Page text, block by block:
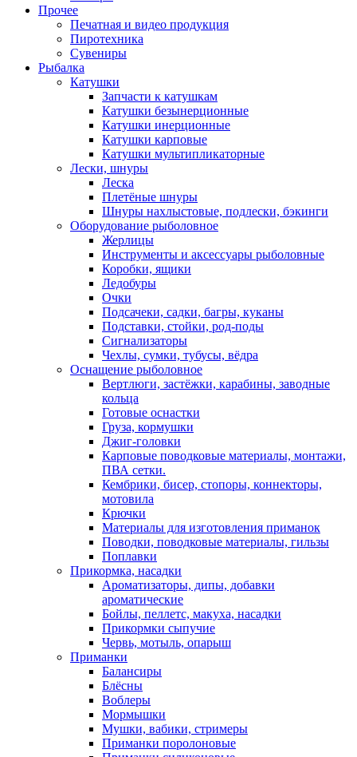
Прочее
Печатная и видео продукция
Пиротехника
Сувениры
Рыбалка
Катушки
Запчасти к катушкам
Катушки безынерционные
Катушки инерционные
Катушки карповые
Катушки мультипликаторные
Лески, шнуры
Леска
Плетёные шнуры
Шнуры нахлыстовые, подлески, бэкинги
Оборудование рыболовное
Жерлицы
Инструменты и аксессуары рыболовные
Коробки, ящики
Ледобуры
Очки
Подсачеки, садки, багры, куканы
Подставки, стойки, род-поды
Сигнализаторы
Чехлы, сумки, тубусы, вёдра
Оснащение рыболовное
Вертлюги, застёжки, карабины, заводные
кольца
Готовые оснастки
Груза, кормушки
Джиг-головки
Карповые поводковые материалы, монтажи,
ПВА сетки.
Кембрики, бисер, стопоры, коннекторы,
мотовила
Крючки
Материалы для изготовления приманок
Поводки, поводковые материалы, гильзы
Поплавки
Прикормка, насадки
Ароматизаторы, дипы, добавки
ароматические
Бойлы, пеллетс, макуха, насадки
Прикормки сыпучие
Червь, мотыль, опарыш
Приманки
Балансиры
Блёсны
Воблеры
Мормышки
Мушки, вабики, стримеры
Приманки поролоновые